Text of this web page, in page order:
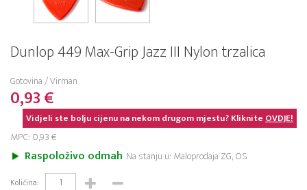
Dunlop 449 Max-Grip Jazz III Nylon trzalica
Gotovina / Virman
0,93 €
Vidjeli ste bolju cijenu na nekom drugom mjestu? KlikniteOVDJE!
MPC: 0,93 €
Raspoloživo odmah Na stanju u: Maloprodaja ZG, OS
Količina: